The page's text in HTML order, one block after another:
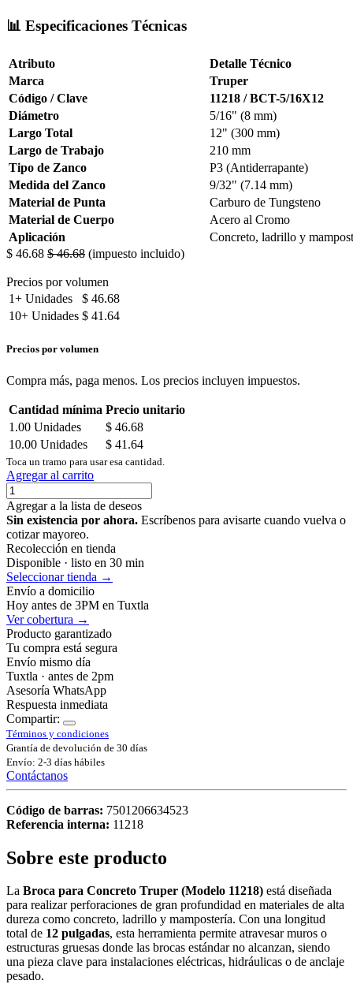
📊 Especificaciones Técnicas
Atributo
Detalle Técnico
Marca
Truper
Código / Clave
11218 / BCT-5/16X12
Diámetro
5/16" (8 mm)
Largo Total
12" (300 mm)
Largo de Trabajo
210 mm
Tipo de Zanco
P3 (Antiderrapante)
Medida del Zanco
9/32" (7.14 mm)
Material de Punta
Carburo de Tungsteno
Material de Cuerpo
Acero al Cromo
Aplicación
Concreto, ladrillo y
$ 46.68 $46.68 (impuesto incluido)
Precios por volumen
1+ Unidades $ 46.68
10+ Unidades $ 41.64
Precios por volumen
Compra más, paga menos. Los precios incluyen impuestos.
Cantidad mínima Precio unitario
1.00 Unidades $ 46.68
10.00 Unidades $ 41.64
Toca un tramo para usar esa cantidad.
Agregar al carrito
Agregar a la lista de deseos
Sin existencia por ahora. Escríbenos para avisarte cuando vuelva o
cotizar mayoreo.
Recolección en tienda
Disponible · listo en 30 min
Seleccionar tienda →
Envío a domicilio
Hoy antes de 3PM en Tuxtla
Ver cobertura →
Producto garantizado
Tu compra está segura
Envío mismo día
Tuxtla · antes de 2pm
Asesoría WhatsApp
Respuesta inmediata
Compartir:
Términos y condiciones
Grantía de devolución de 30 días
Envío: 2-3 días hábiles
Contáctanos
Código de barras: 7501206634523
Referencia interna: 11218
Sobre este producto
La Broca para Concreto Truper (Modelo 11218) está diseñada
para realizar perforaciones de gran profundidad en materiales de alta
dureza como concreto, ladrillo y mampostería. Con una longitud
total de 12 pulgadas, esta herramienta permite atravesar muros o
estructuras gruesas donde las brocas estándar no alcanzan, siendo
una pieza clave para instalaciones eléctricas, hidráulicas o de anclaje
pesado.